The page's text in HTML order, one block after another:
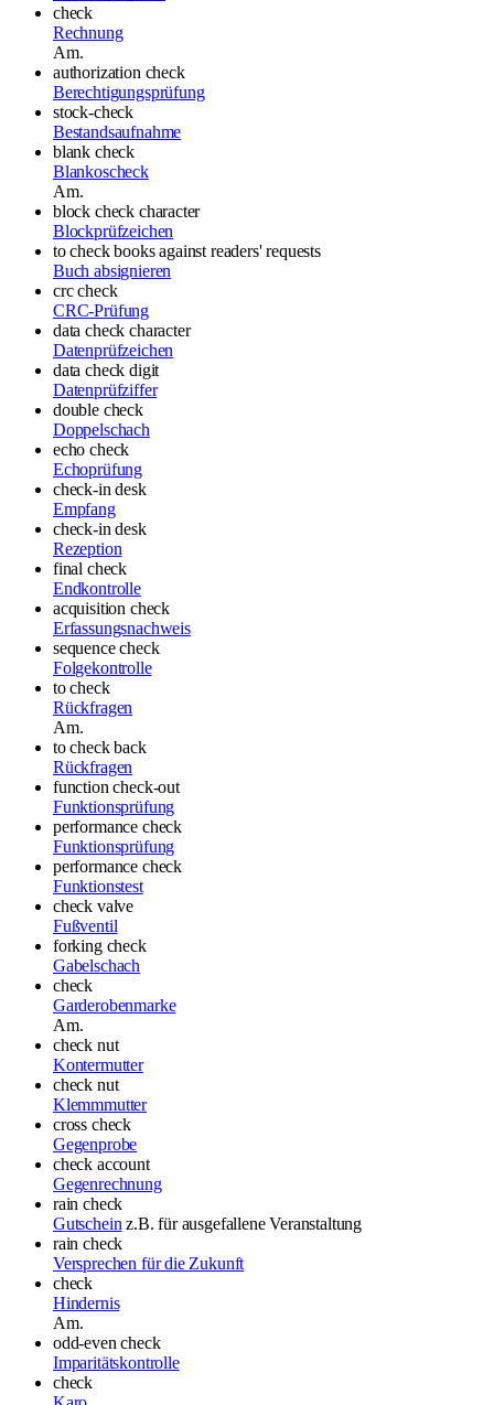
check
Rechnung
Am.
authorization check
Berechtigungsprüfung
stock-check
Bestandsaufnahme
blank check
Blankoscheck
Am.
block check character
Blockprüfzeichen
to check books against readers' requests
Buch absignieren
crc check
CRC-Prüfung
data check character
Datenprüfzeichen
data check digit
Datenprüfziffer
double check
Doppelschach
echo check
Echoprüfung
check-in desk
Empfang
check-in desk
Rezeption
final check
Endkontrolle
acquisition check
Erfassungsnachweis
sequence check
Folgekontrolle
to check
Rückfragen
Am.
to check back
Rückfragen
function check-out
Funktionsprüfung
performance check
Funktionsprüfung
performance check
Funktionstest
check valve
Fußventil
forking check
Gabelschach
check
Garderobenmarke
Am.
check nut
Kontermutter
check nut
Klemmmutter
cross check
Gegenprobe
check account
Gegenrechnung
rain check
Gutschein z.B. für ausgefallene Veranstaltung
rain check
Versprechen für die Zukunft
check
Hindernis
Am.
odd-even check
Imparitätskontrolle
check